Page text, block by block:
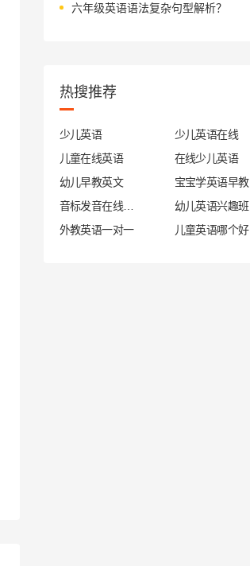
六年级英语语法复杂句型解析？
热搜推荐
少儿英语
少儿英语在线
儿童在线英语
在线少儿英语
幼儿早教英文
宝宝学英语早教
幼儿英语兴趣班
外教英语一对一
儿童英语哪个好